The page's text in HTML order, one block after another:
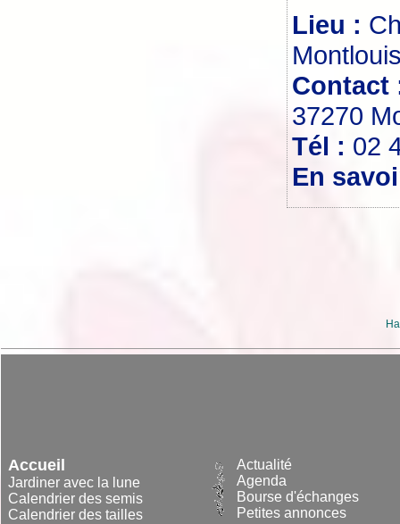
Lieu :
37270
Tél : 02
En
Accueil
Jardiner avec la lune
Calendrier des semis
Calendrier des tailles
Actualité
Agenda
Bourse d'échanges
Petites annonces